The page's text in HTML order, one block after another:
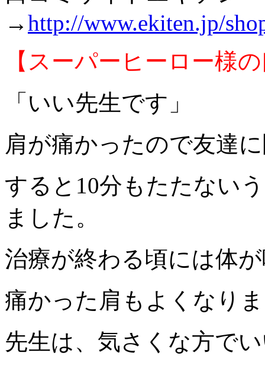
→http://www.ekiten.jp/
【スーパーヒーロー様
「いい先生です」
肩が痛かったので友達
すると10分もたたない
ました。
治療が終わる頃には体
痛かった肩もよくなり
先生は、気さくな方で